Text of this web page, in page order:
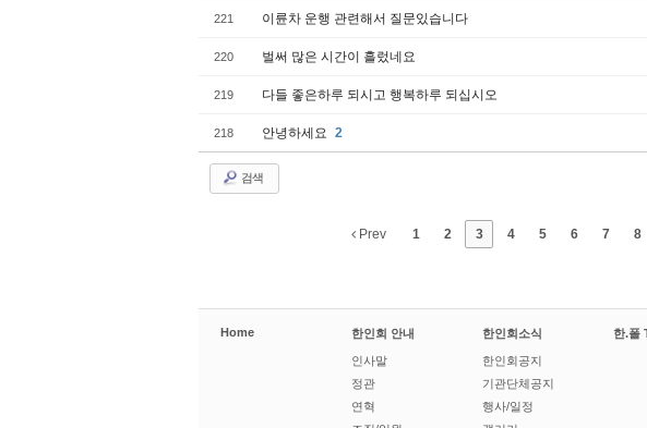
221 이륜차 운행 관련해서 질문있습니다
220 벌써 많은 시간이 흘렀네요
219 다들 좋은하루 되시고 행복하루 되십시오
218 안녕하세요 2
검색
Prev 1 2 3 4 5 6 7 8
Home 한인회 안내
인사말
정관
연혁
한인회소식
한인회공지
기관단체공지
행사/일정
한.폴